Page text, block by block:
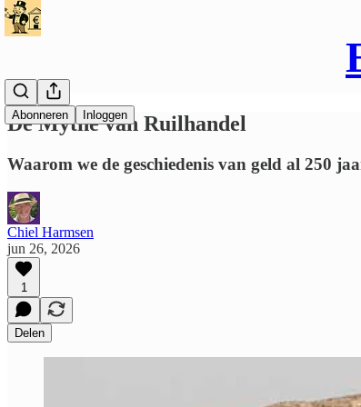
Abonneren Inloggen
De Mythe van Ruilhandel
Waarom we de geschiedenis van geld al 250
Chiel Harmsen
jun 26, 2026
1
Delen